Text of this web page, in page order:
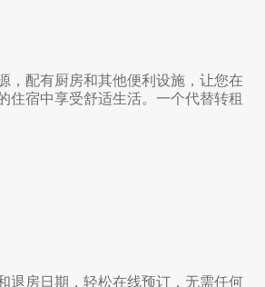
，配有厨房和其他便利设施，让您在
住宿中享受舒适生活。一个代替转租
退房日期，轻松在线预订，无需任何